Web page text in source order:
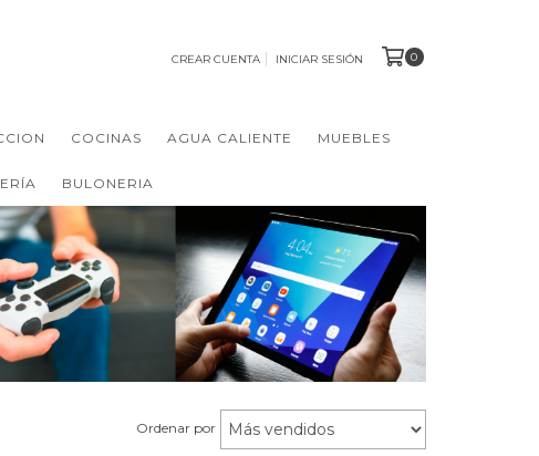
CREAR CUENTA INICIAR SESIÓN 0
COCINAS AGUA CALIENTE MUEBLES
BULONERIA
Ordenar por